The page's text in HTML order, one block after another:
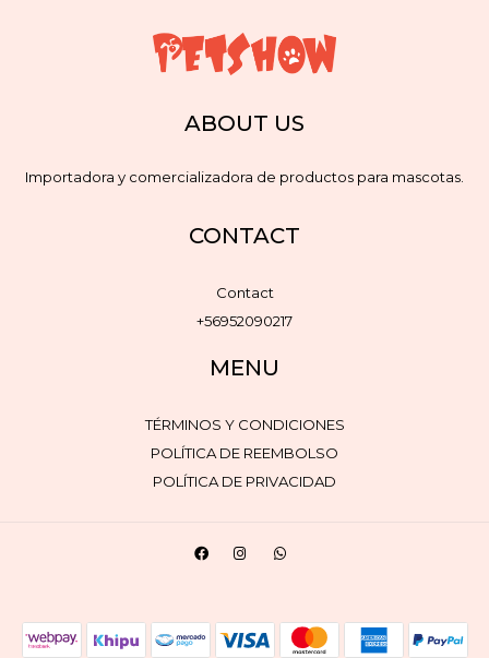
ABOUT US
Importadora y comercializadora de productos para mascotas.
CONTACT
Contact
+56952090217
MENU
TÉRMINOS Y CONDICIONES
POLÍTICA DE REEMBOLSO
POLÍTICA DE PRIVACIDAD